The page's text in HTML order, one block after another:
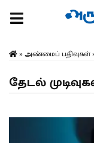
» அண்மைப் பதிவுகள்
தேடல்